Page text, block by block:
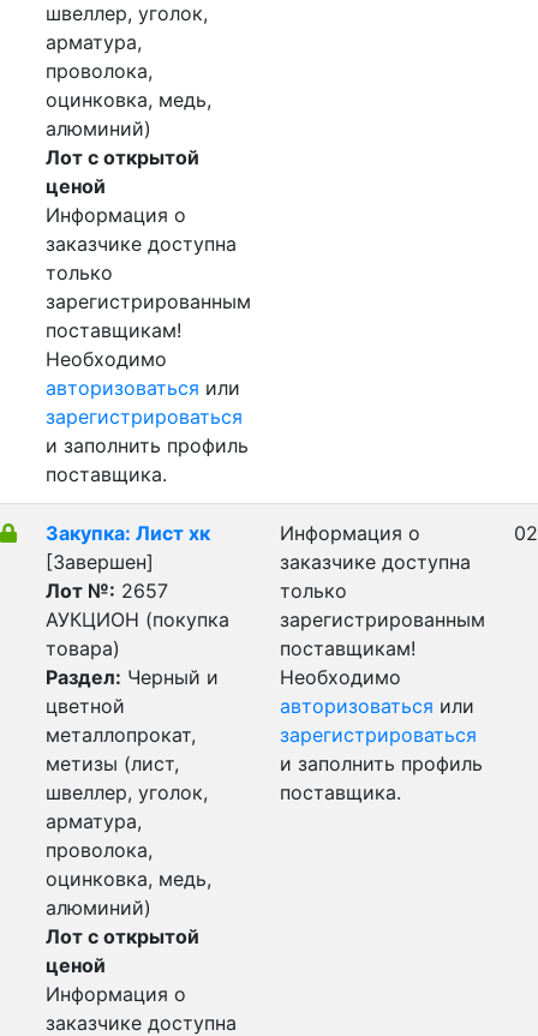
швеллер, уголок,
арматура,
проволока,
оцинковка, медь,
алюминий)
Лот с открытой
ценой
Информация о
заказчике доступна
только
зарегистрированным
поставщикам!
Необходимо
авторизоваться или
зарегистрироваться
и заполнить профиль
поставщика.
Закупка: Лист хк
[Завершен]
Лот №: 2657
АУКЦИОН (покупка
товара)
Раздел: Черный и
цветной
металлопрокат,
метизы (лист,
швеллер, уголок,
арматура,
проволока,
оцинковка, медь,
алюминий)
Лот с открытой
ценой
Информация о
заказчике доступна
Информация о
заказчике доступна
только
зарегистрированным
поставщикам!
Необходимо
авторизоваться или
зарегистрироваться
и заполнить профиль
поставщика.